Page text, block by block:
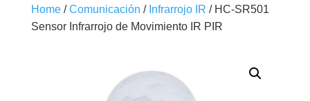
Home/Comunicación / Infrarrojo IR / HC-SR501
Sensor Infrarrojo de Movimiento IR PIR